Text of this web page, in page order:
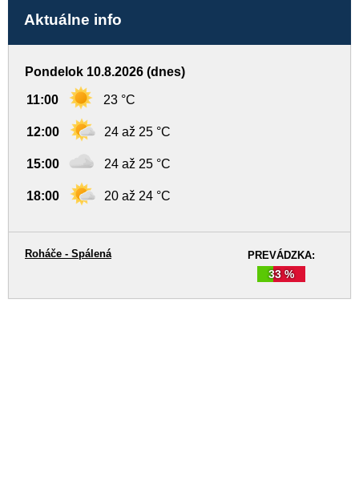
Aktuálne info
Pondelok 10.8.2026 (dnes)
11:00 23 °C
12:00 24 až 25 °C
15:00 24 až 25 °C
18:00 20 až 24 °C
PREVÁDZKA:
33 %
Roháče - Spálená